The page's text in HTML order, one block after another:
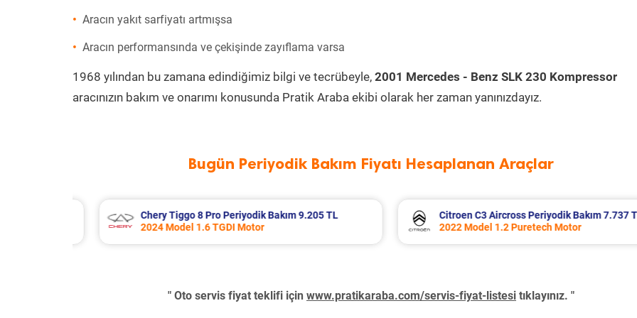
Aracın yakıt sarfiyatı artmışsa
Aracın performansında ve çekişinde zayıflama varsa
1968 yılından bu zamana edindiğimiz bilgi ve tecrübeyle, 2001 Mercedes - Benz SLK 230 Kompressor
aracınızın bakım ve onarımı konusunda Pratik Araba ekibi olarak her zaman yanınızdayız.
Bugün Periyodik Bakım Fiyatı Hesaplanan Araçlar
Citroen C3 Aircross Periyodik Bakım 7.737 TL
2022 Model 1.2 Puretech Motor
SsangYong Tivoli Periyodik Bakım
2018 Model 1.6 XDI Motor
" Oto servis fiyat teklifi için www.pratikaraba.com/servis-fiyat-listesi tıklayınız. "